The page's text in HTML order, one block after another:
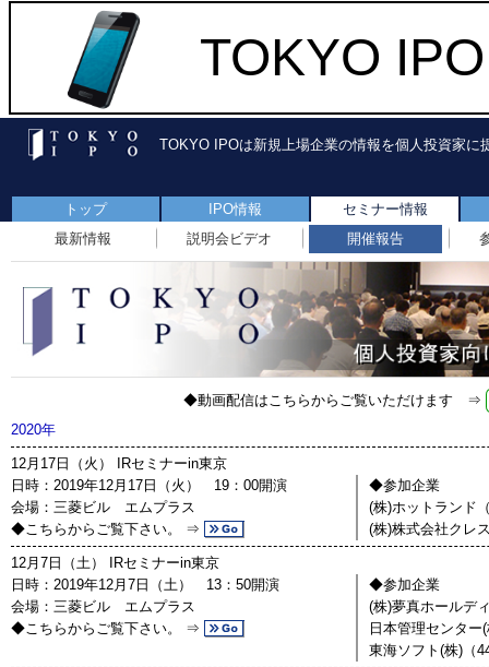
TOKYO
TOKYO IPOは新規上場企業の情報を個人投資家に
トップ IPO情報
セミナー情報
最新情報
説明会ビデオ 開催報告
◆動画配信はこちらからご覧いただけます ⇒
2020年
12月17日（火） IRセミナーin東京
日時：2019年12月17日（火） 19：00開演
会場：三菱ビル エムプラス
◆こちらからご覧下さい。 ⇒
◆参加企業
(株)ホットランド
(株)株式会社クレ
12月7日（土） IRセミナーin東京
日時：2019年12月7日（土） 13：50開演
会場：三菱ビル エムプラス
◆こちらからご覧下さい。 ⇒
◆参加企業
(株)夢真ホールデ
日本管理センター
東海ソフト(株)（